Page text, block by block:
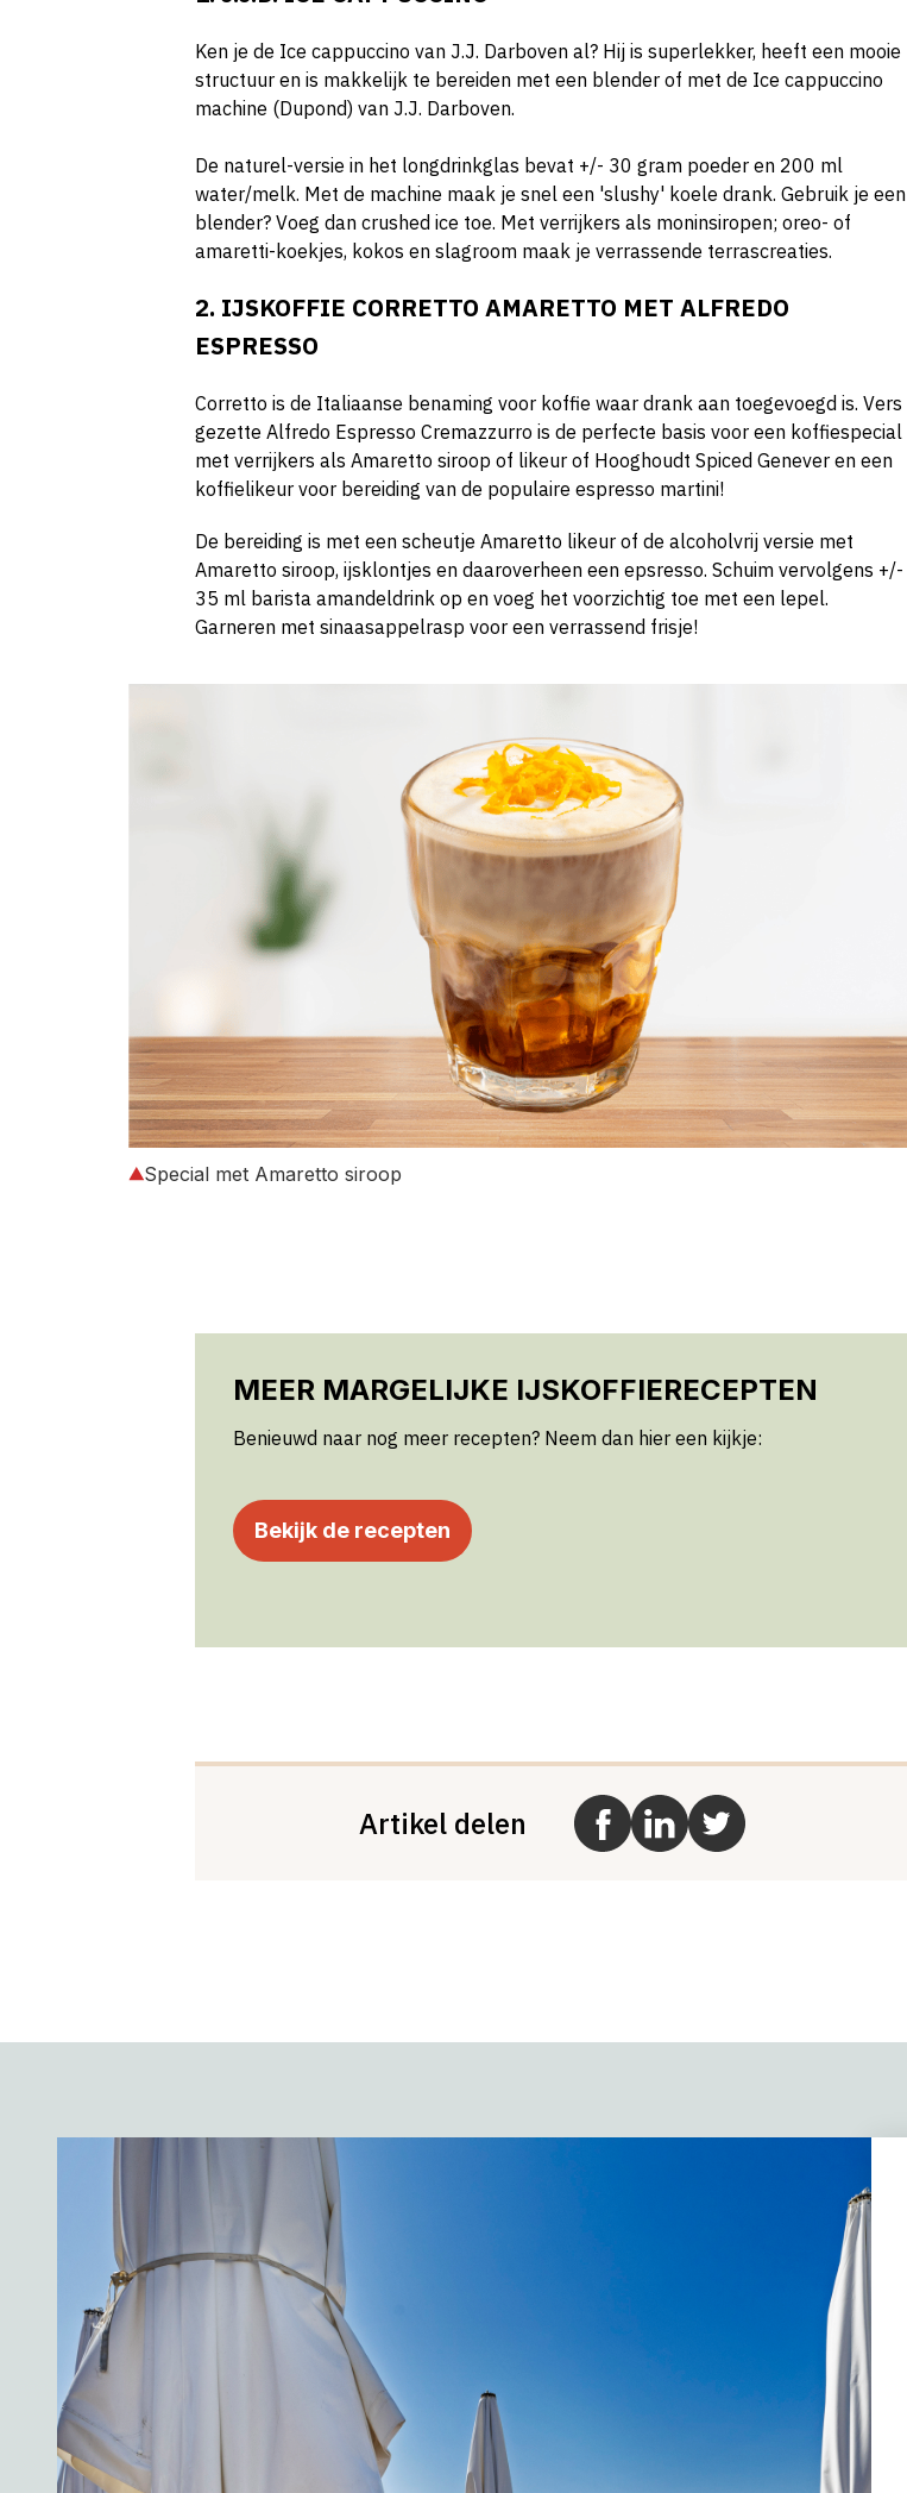
Ken je de Ice cappuccino van J.J. Darboven al? Hij is superlekker, heeft een mooie
structuur en is makkelijk te bereiden met een blender of met de Ice cappuccino
machine (Dupond) van J.J. Darboven.
De naturel-versie in het longdrinkglas bevat +/- 30 gram poeder en 200 ml
water/melk. Met de machine maak je snel een 'slushy' koele drank. Gebruik je een
blender? Voeg dan crushed ice toe. Met verrijkers als moninsiropen; oreo- of
amaretti-koekjes, kokos en slagroom maak je verrassende terrascreaties.
2. IJSKOFFIE CORRETTO AMARETTO MET ALFREDO
ESPRESSO
Corretto is de Italiaanse benaming voor koffie waar drank aan toegevoegd is. Vers
gezette Alfredo Espresso Cremazzurro is de perfecte basis voor een koffiespecial
met verrijkers als Amaretto siroop of likeur of Hooghoudt Spiced Genever en een
koffielikeur voor bereiding van de populaire espresso martini!
De bereiding is met een scheutje Amaretto likeur of de alcoholvrij versie met
Amaretto siroop, ijsklontjes en daaroverheen een epsresso. Schuim vervolgens +/-
35 ml barista amandeldrink op en voeg het voorzichtig toe met een lepel.
Garneren met sinaasappelrasp voor een verrassend frisje!
Special met Amaretto siroop
MEER MARGELIJKE IJSKOFFIERECEPTEN
Benieuwd naar nog meer recepten? Neem dan hier een kijkje:
Bekijk de recepten
Artikel delen